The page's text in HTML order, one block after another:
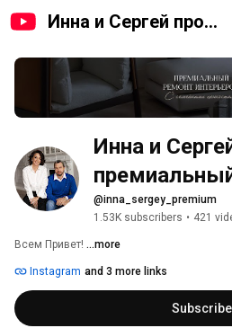
Инна и Сергей про
Инна и
@inna_sergey_premium
1.53K subscribers • 421
Всем Привет! ...more
Instagram and 3 more links
Subscribe